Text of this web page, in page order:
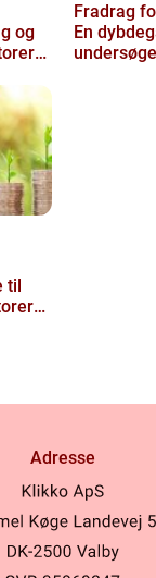
og
Fradrag
En
til
Adresse